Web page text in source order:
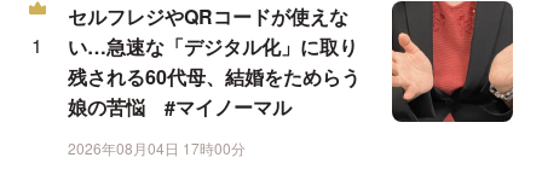
セルフレジやQRコードが使えな
い…急速な「デジタル化」に取り
残される60代母、結婚をためらう
娘の苦悩 #マイノーマル
2026年08月04日 17時00分